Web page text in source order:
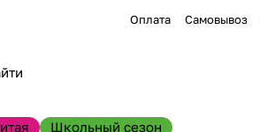
Оплата Самовывоз
Школьный сезон